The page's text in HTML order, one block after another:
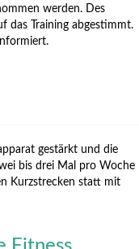
werden. Des
das Training abgestimmt.
gestärkt und die
bis drei Mal pro Woche
Kurzstrecken statt mit